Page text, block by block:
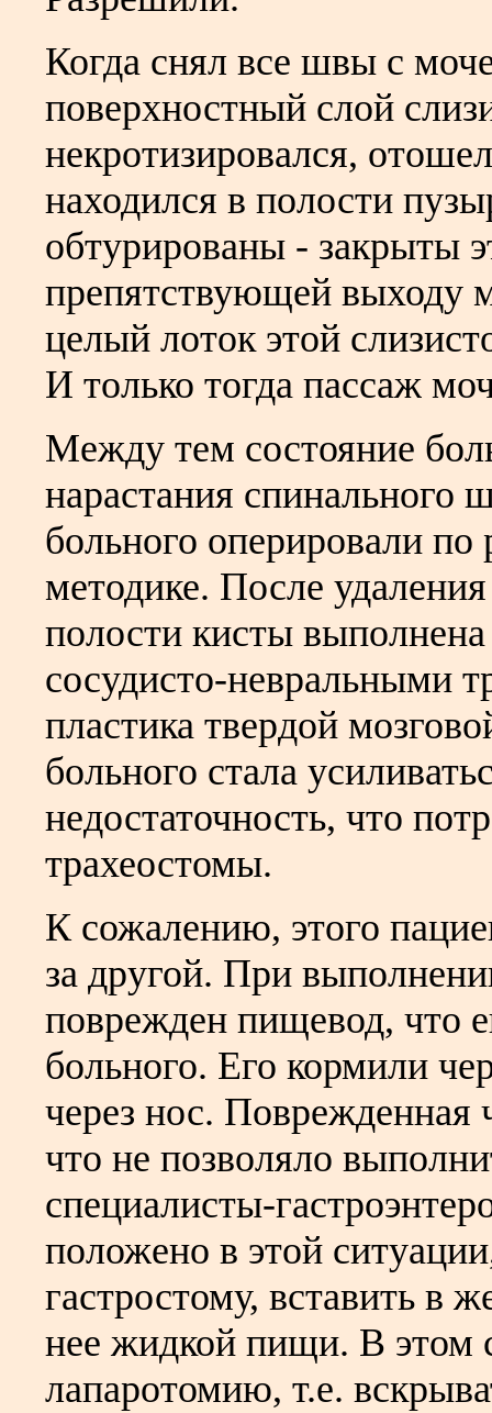
Когда снял все швы с
поверхностный слой
некротизировался,
находился в полости
обтурированы - закрыты
препятствующей выходу
целый лоток этой
И только тогда пассаж
Между тем состояние
нарастания
больного оперировали по
методике. После
полости кисты
сосудисто-невральными
пластика твердой
больного стала
недостаточность, что
трахеостомы.
К сожалению, этого
за другой. При
поврежден пищевод, что
больного. Его кормили
через нос. Поврежденная
что не позволяло
специалисты-
положено в этой
гастростому, вставить в
нее жидкой пищи. В этом
лапаротомию, т.е.